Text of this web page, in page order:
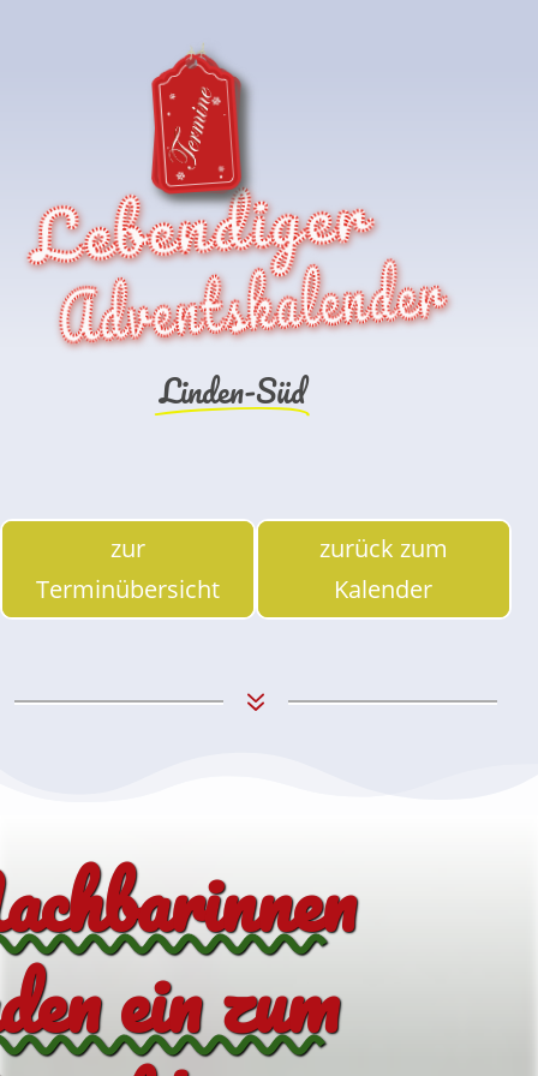
Adventskalender
Linden-Süd
zur
Terminübersicht
zurück zum
Kalender
7
ein zum